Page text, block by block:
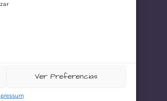
Ver Preferencias